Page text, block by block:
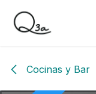
Cocinas y Bar